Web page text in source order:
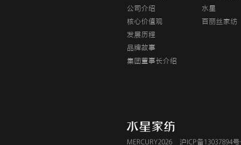
公司介绍
核心价值观
发展历程
品牌故事
集团董事长介绍
水星
百丽丝家纺
MERCURY2026 沪ICP备13037894